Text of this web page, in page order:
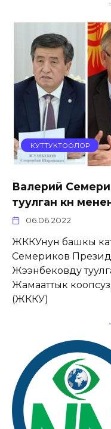
КУТТУКТООЛОР
Валерий
туулган күнү
06.06.2022
ЖККУнун башкы
Семериков
Жээнбековду
Жамааттык
(ЖККУ)